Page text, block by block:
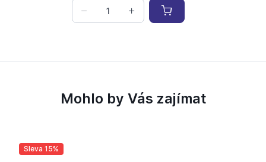
Mohlo by Vás zajímat
Sleva 15%